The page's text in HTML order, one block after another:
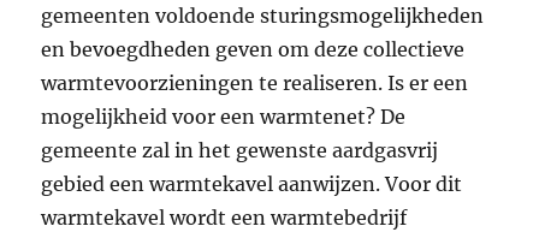
gemeenten voldoende sturingsmogelĳkheden
en bevoegdheden geven om deze collectieve
warmtevoorzieningen te realiseren. Is er een
mogelijkheid voor een warmtenet? ​​De
gemeente zal in het gewenste aardgasvrij
gebied een warmtekavel aanwijzen. ​Voor dit
warmtekavel wordt een warmtebedrijf